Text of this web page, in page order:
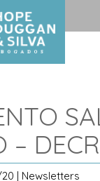
–
| Newsletters